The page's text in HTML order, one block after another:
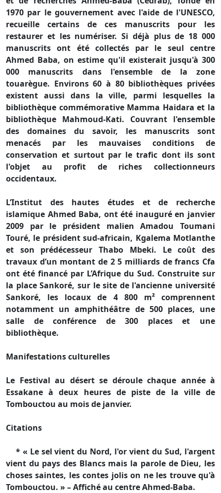
1970 par le gouvernement avec l'aide de l'UNESCO,
recueille certains de ces manuscrits pour les
restaurer et les numériser. Si déjà plus de 18 000
manuscrits ont été collectés par le seul centre
Ahmed Baba, on estime qu'il existerait jusqu'à 300
000 manuscrits dans l'ensemble de la zone
touarègue. Environs 60 à 80 bibliothèques privées
existent aussi dans la ville, parmi lesquelles la
bibliothèque commémorative Mamma Haidara et la
bibliothèque Mahmoud-Kati. Couvrant l'ensemble
des domaines du savoir, les manuscrits sont
menacés par les mauvaises conditions de
conservation et surtout par le trafic dont ils sont
l'objet au profit de riches collectionneurs
occidentaux.
L’Institut des hautes études et de recherche
islamique Ahmed Baba, ont été inauguré en janvier
2009 par le président malien Amadou Toumani
Touré, le président sud-africain, Kgalema Motlanthe
et son prédécesseur Thabo Mbeki. Le coût des
travaux d’un montant de 2 5 milliards de francs Cfa
ont été financé par L’Afrique du Sud. Construite sur
la place Sankoré, sur le site de l'ancienne université
Sankoré, les locaux de 4 800 m² comprennent
notamment un amphithéâtre de 500 places, une
salle de conférence de 300 places et une
bibliothèque.
Manifestations culturelles
Le Festival au désert se déroule chaque année à
Essakane à deux heures de piste de la ville de
Tombouctou au mois de janvier.
Citations
* « Le sel vient du Nord, l'or vient du Sud, l'argent
vient du pays des Blancs mais la parole de Dieu, les
choses saintes, les contes jolis on ne les trouve qu'à
Tombouctou. » – Affiché au centre Ahmed-Baba.